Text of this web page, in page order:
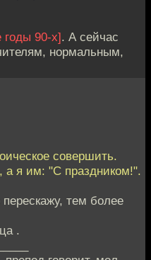
годы 90-х]. А сейчас
нормальным,
совершить.
а я им: "С праздником!".
тем более
.